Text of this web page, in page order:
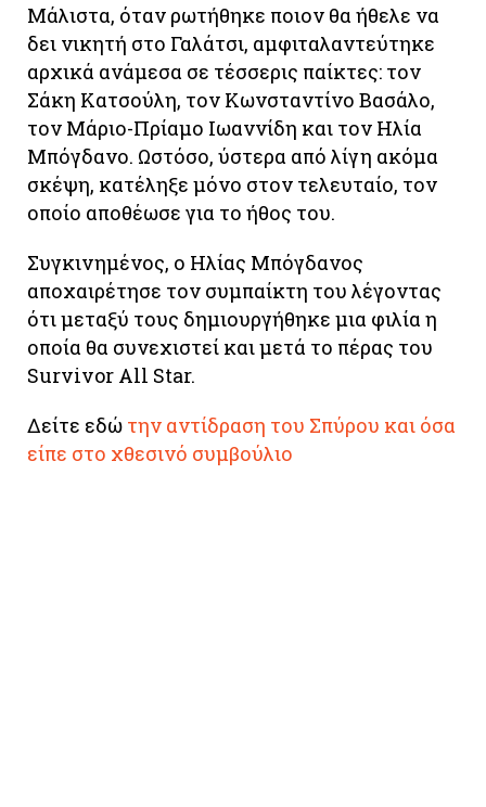
Μάλιστα, όταν ρωτήθηκε ποιον θα ήθελε να
δει νικητή στο Γαλάτσι, αμφιταλαντεύτηκε
αρχικά ανάμεσα σε τέσσερις παίκτες: τον
Σάκη Κατσούλη, τον Κωνσταντίνο Βασάλο,
τον Μάριο-Πρίαμο Ιωαννίδη και τον Ηλία
Μπόγδανο. Ωστόσο, ύστερα από λίγη ακόμα
σκέψη, κατέληξε μόνο στον τελευταίο, τον
οποίο αποθέωσε για το ήθος του.
Συγκινημένος, ο Ηλίας Μπόγδανος
αποχαιρέτησε τον συμπαίκτη του λέγοντας
ότι μεταξύ τους δημιουργήθηκε μια φιλία η
οποία θα συνεχιστεί και μετά το πέρας του
Survivor All Star.
Δείτε εδώ την αντίδραση του Σπύρου και όσα
είπε στο χθεσινό συμβούλιο